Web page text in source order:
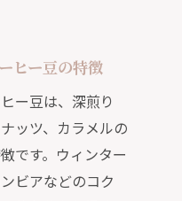
ヒー豆の特徴
ー豆は、深煎り
ッツ、カラメルの
です。ウィンター
ビアなどのコク